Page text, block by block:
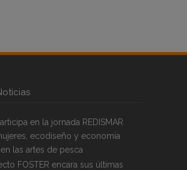
en la jornada REDISMAR
ecodiseño y economía
las artes de pesca
FOSTER encara sus últimas